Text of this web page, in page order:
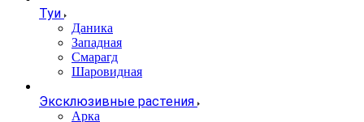
Туи
Даника
Западная
Смарагд
Шаровидная
Эксклюзивные растения
Арка